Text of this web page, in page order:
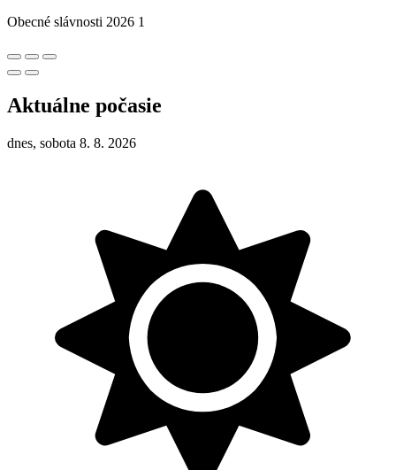
Obecné slávnosti 2026 1
Aktuálne počasie
dnes, sobota 8. 8. 2026